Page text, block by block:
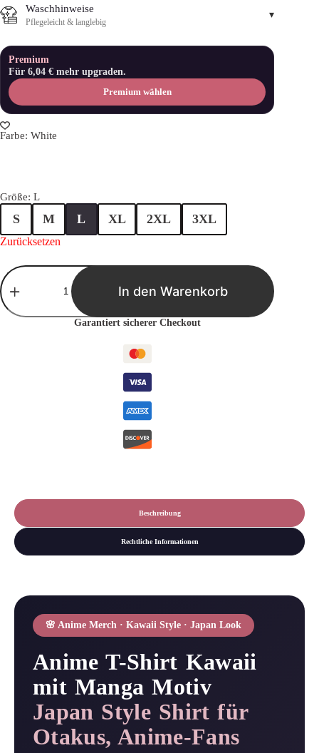
Waschhinweise
Pflegeleicht & langlebig
▾
Premium
Für 6,04 € mehr upgraden.
Premium wählen
Farbe: White
Größe: L
S M L XL 2XL 3XL
Zurücksetzen
Anime
Mädchen
Frauen
T-
Shirt
In den Warenkorb
Garantiert sicherer Checkout
Beschreibung
Rechtliche Informationen
🌸 Anime Merch · Kawaii Style · Japan Look
Anime T-Shirt Kawaii
mit Manga Motiv
Japan Style Shirt für
Otakus, Anime-Fans